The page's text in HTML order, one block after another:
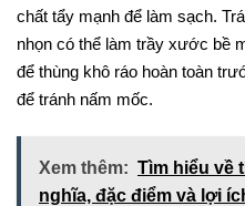
chất tẩy mạnh để làm sạch.
nhọn có thể làm trầy xước bề
để thùng khô ráo hoàn toàn
để tránh nấm mốc.
Xem thêm: Tìm hiểu về
nghĩa, đặc điểm và lợi